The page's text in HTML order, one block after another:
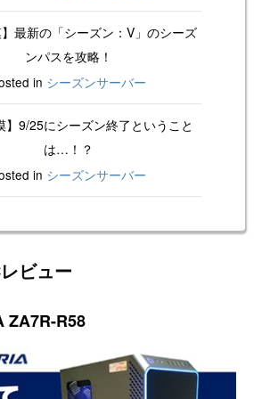
】最新の「シーズン：V」のシーズ
ンパスを攻略！
in シーズンサーバー
】9/25にシーズン終了ということ
は…！？
in シーズンサーバー
ビュー
ZA7R-R58